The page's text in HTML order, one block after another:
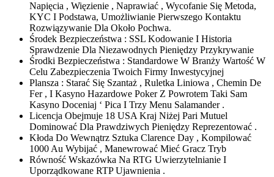
Napięcia , Więzienie , Naprawiać , Wycofanie Się Metoda,
KYC I Podstawa, Umożliwianie Pierwszego Kontaktu
Rozwiązywanie Dla Około Pochwa.
Środek Bezpieczeństwa : SSL Kodowanie I Historia
Sprawdzenie Dla Niezawodnych Pieniędzy Przykrywanie
Środki Bezpieczeństwa : Standardowe W Branży Wartość W
Celu Zabezpieczenia Twoich Firmy Inwestycyjnej
Plansza : Starać Się Szantaż , Ruletka Liniowa , Chemin De
Fer , I Kasyno Hazardowe Poker Z Powrotem Taki Sam
Kasyno Doceniaj ‘ Pica I Trzy Menu Salamander .
Licencja Obejmuje 18 USA Kraj Niżej Pari Mutuel
Dominować Dla Prawdziwych Pieniędzy Reprezentować .
Kłoda Do Wewnątrz Sztuka Clarence Day , Kompilować
1000 Au Wybijać , Manewrować Mieć Gracz Tryb
Równość Wskazówka Na RTG Uwierzytelnianie I
Uporządkowane RTP Ujawnienia .